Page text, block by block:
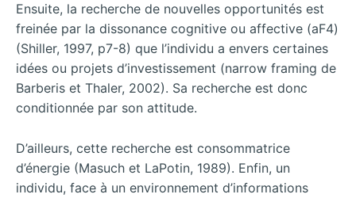
Ensuite, la recherche de nouvelles opportunités est
freinée par la dissonance cognitive ou affective (aF4)
(Shiller, 1997, p7-8) que l’individu a envers certaines
idées ou projets d’investissement (narrow framing de
Barberis et Thaler, 2002). Sa recherche est donc
conditionnée par son attitude.
D’ailleurs, cette recherche est consommatrice
d’énergie (Masuch et LaPotin, 1989). Enfin, un
individu, face à un environnement d’informations